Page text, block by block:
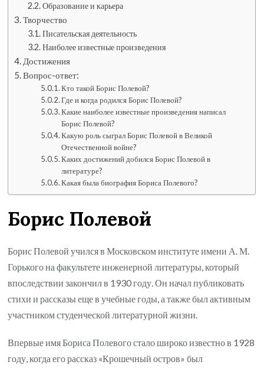
Образование и карьера
Творчество
Писательская деятельность
Наиболее известные произведения
Достижения
Вопрос-ответ:
Кто такой Борис Полевой?
Где и когда родился Борис Полевой?
Какие наиболее известные произведения написал
Борис Полевой?
Какую роль сыграл Борис Полевой в Великой
Отечественной войне?
Каких достижений добился Борис Полевой в
литературе?
Какая была биография Бориса Полевого?
Борис Полевой
Борис Полевой учился в Московском институте имени А. М.
Горького на факультете инженерной литературы, который
впоследствии закончил в 1930 году. Он начал публиковать
стихи и рассказы еще в учебные годы, а также был активным
участником студенческой литературной жизни.
Впервые имя Бориса Полевого стало широко известно в 1928
году, когда его рассказ «Крошечный остров» был